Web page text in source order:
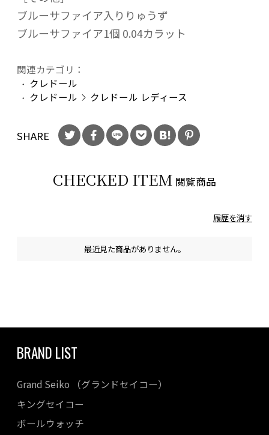
ブルーサファイア入りりゅうず
ブルーサファイア1個 0.04カラット
関連カテゴリ：
クレドール
クレドール
クレドール レディース
SHARE
CHECKED ITEM 閲覧商品
履歴を消す
最近見た商品がありません。
BRAND LIST
Grand Seiko （グランドセイコー）
キングセイコー
ボールウォッチ